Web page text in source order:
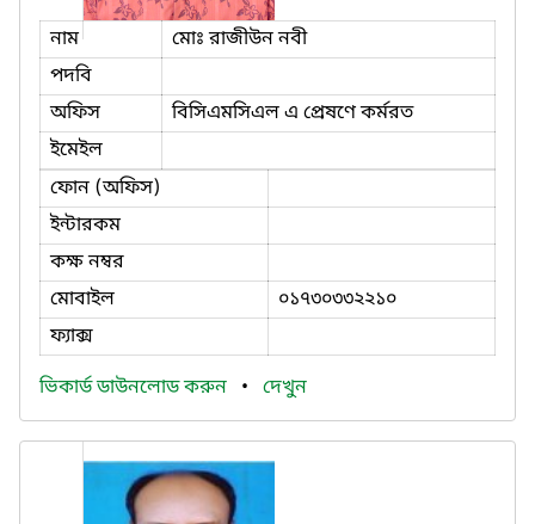
নাম
মোঃ রাজীউন নবী
পদবি
অফিস
বিসিএমসিএল এ প্রেষণে কর্মরত
ইমেইল
ফোন (অফিস)
ইন্টারকম
কক্ষ নম্বর
মোবাইল
০১৭৩০৩৩২২১০
ফ্যাক্স
ভিকার্ড ডাউনলোড করুন • দেখুন